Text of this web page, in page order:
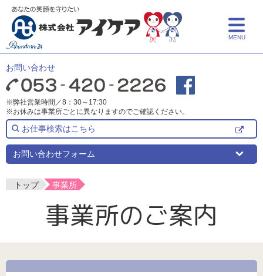
MENU
介護についての学び
事業所検索
新卒採用
よくある質問
お仕事検索はこちら
お問い合わせフォーム
お問い合わせ
※弊社営業時間／8：30～17:30
※お休みは事業所ごとに異なりますのでご確認ください。
トップ 事業所
事業所のご案内